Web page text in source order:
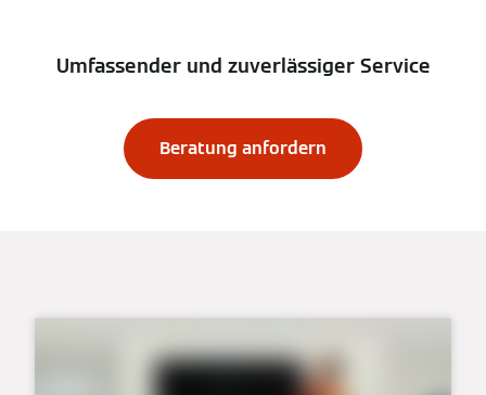
Umfassender und zuverlässiger Service
Beratung anfordern